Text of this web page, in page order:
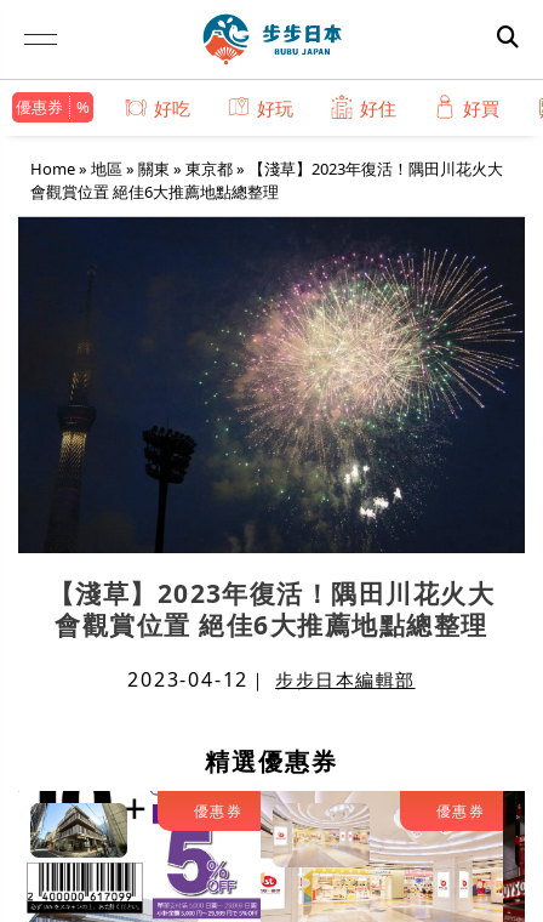
優惠券 好吃 好玩 好住 好買
Home» 地區» 關東 » 東京都» 【淺草】2023年復活！隅田川花火大
會觀賞位置 絕佳6大推薦地點總整理
【淺草】2023年復活！隅田川花火大
會觀賞位置 絕佳6大推薦地點總整理
2023-04-12 ｜步步日本編輯部
精選優惠券
優惠券 優惠券